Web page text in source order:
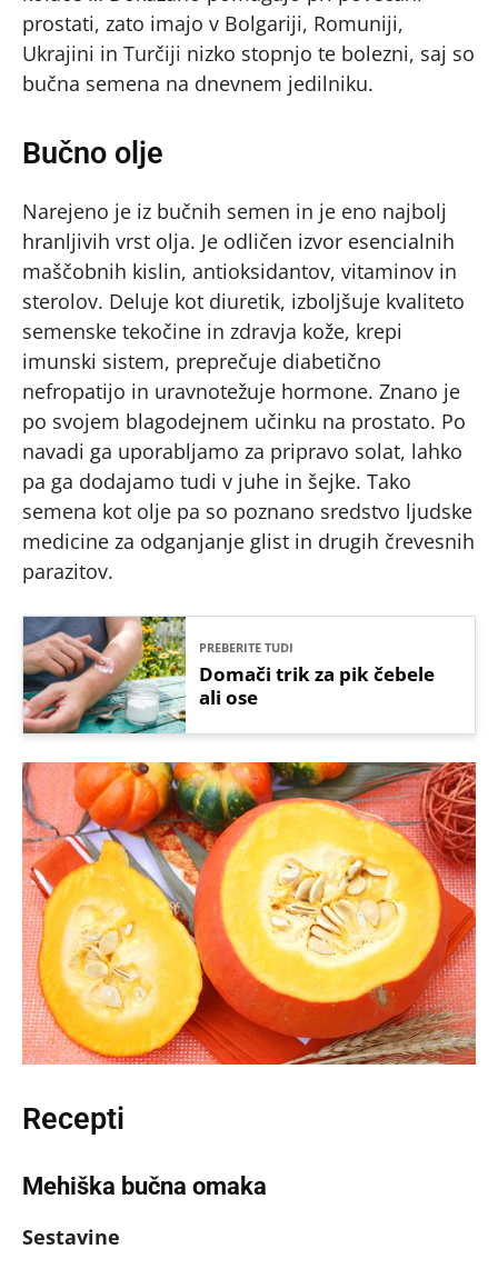
prostati, zato imajo v Bolgariji, Romuniji,
Ukrajini in Turčiji nizko stopnjo te bolezni, saj so
bučna semena na dnevnem jedilniku.
Bučno olje
Narejeno je iz bučnih semen in je eno najbolj
hranljivih vrst olja. Je odličen izvor esencialnih
maščobnih kislin, antioksidantov, vitaminov in
sterolov. Deluje kot diuretik, izboljšuje kvaliteto
semenske tekočine in zdravja kože, krepi
imunski sistem, preprečuje diabetično
nefropatijo in uravnotežuje hormone. Znano je
po svojem blagodejnem učinku na prostato. Po
navadi ga uporabljamo za pripravo solat, lahko
pa ga dodajamo tudi v juhe in šejke. Tako
semena kot olje pa so poznano sredstvo ljudske
medicine za odganjanje glist in drugih črevesnih
parazitov.
PREBERITE TUDI
Domači trik za pik čebele
ali ose
Recepti
Mehiška bučna omaka
Sestavine